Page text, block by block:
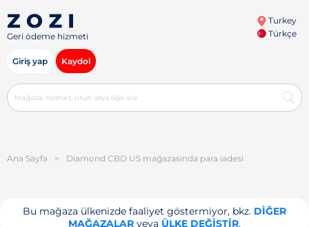
Geri ödeme hizmeti
Turkey
Türkçe
Giriş yap Kaydol
Ana Sayfa > Diamond CBD US mağazasında para iadesi
Bu mağaza ülkenizde faaliyet göstermiyor, bkz. DIĞER
MAĞAZALARveya ÜLKE DEĞIŞTIR.